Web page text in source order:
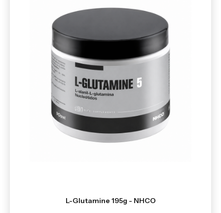
L-Glutamine 195g - NHCO